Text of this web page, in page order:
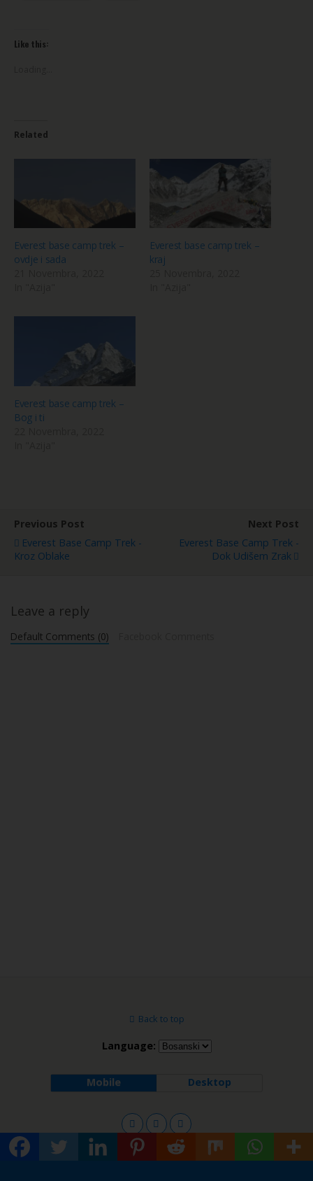
Like this:
Related
Everest base camp trek –
ovdje i sada
Everest base camp trek –
kraj
Everest base camp trek –
Bog i ti
Previous Post
Everest Base Camp Trek -
Kroz Oblake
Next Post
Everest Base Camp Trek -
Dok Udišem Zrak
Leave a reply
Default Comments (0)
Back to top
Language:
Mobile Desktop